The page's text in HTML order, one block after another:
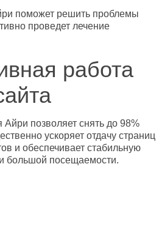
поможет решить проблемы
проведет лечение
работа
Айри позволяет снять до 98%
ускоряет отдачу страниц
и обеспечивает стабильную
большой посещаемости.